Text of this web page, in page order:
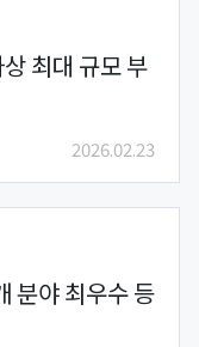
최대 규모 부
2026.02.23
야 최우수 등